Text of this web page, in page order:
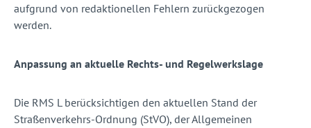
aufgrund von redaktionellen Fehlern zurückgezogen
werden.
Anpassung an aktuelle Rechts- und Regelwerkslage
Die RMS L berücksichtigen den aktuellen Stand der
Straßenverkehrs-Ordnung (StVO), der Allgemeinen